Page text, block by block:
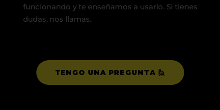
funcionando y te enseñamos a usarlo. Si tienes
dudas, nos llamas.
TENGO UNA PREGUNTA 🙋